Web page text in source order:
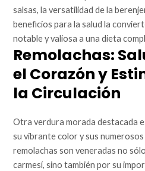
salsas, la versatilidad de la
beneficios para la salud la
notable y valiosa a una dieta
Remolachas:
el Corazón y
la Circulación
Otra verdura morada destacada
su vibrante color y sus
remolachas son veneradas no
carmesí, sino también por su